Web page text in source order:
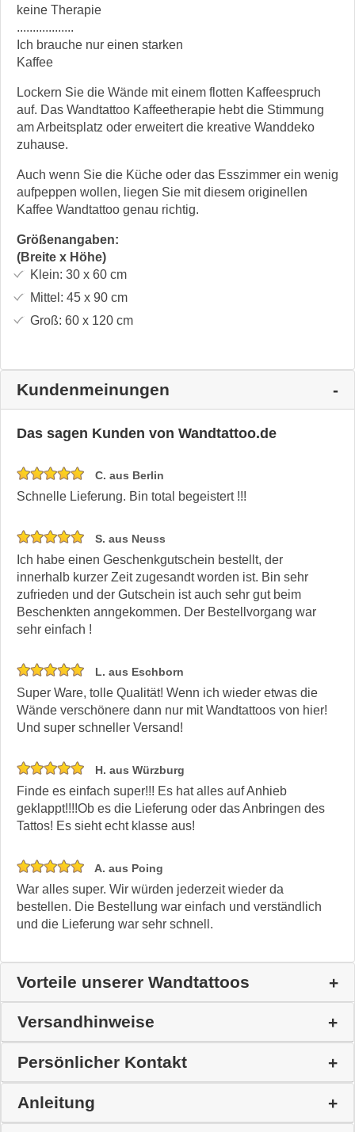
keine Therapie
..................
Ich brauche nur einen starken
Kaffee
Lockern Sie die Wände mit einem flotten Kaffeespruch
auf. Das Wandtattoo Kaffeetherapie hebt die Stimmung
am Arbeitsplatz oder erweitert die kreative Wanddeko
zuhause.
Auch wenn Sie die Küche oder das Esszimmer ein wenig
aufpeppen wollen, liegen Sie mit diesem originellen
Kaffee Wandtattoo genau richtig.
Größenangaben:
(Breite x Höhe)
Klein: 30 x 60cm
Mittel: 45 x 90cm
Groß: 60 x 120cm
Kundenmeinungen
Das sagen Kunden von Wandtattoo.de
C. aus Berlin
Schnelle Lieferung. Bin total begeistert !!!
S. aus Neuss
Ich habe einen Geschenkgutschein bestellt, der
innerhalb kurzer Zeit zugesandt worden ist. Bin sehr
zufrieden und der Gutschein ist auch sehr gut beim
Beschenkten anngekommen. Der Bestellvorgang war
sehr einfach !
L. aus Eschborn
Super Ware, tolle Qualität! Wenn ich wieder etwas die
Wände verschönere dann nur mit Wandtattoos von hier!
Und super schneller Versand!
H. aus Würzburg
Finde es einfach super!!! Es hat alles auf Anhieb
geklappt!!!!Ob es die Lieferung oder das Anbringen des
Tattos! Es sieht echt klasse aus!
A. aus Poing
War alles super. Wir würden jederzeit wieder da
bestellen. Die Bestellung war einfach und verständlich
und die Lieferung war sehr schnell.
Vorteile unserer Wandtattoos
Versandhinweise
Persönlicher Kontakt
Anleitung